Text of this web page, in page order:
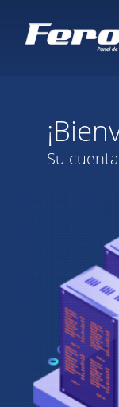
Su